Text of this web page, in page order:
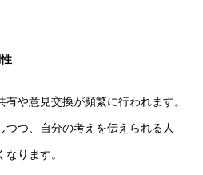
や意見交換が頻繁に行われます。
つ、自分の考えを伝えられる人
ります。